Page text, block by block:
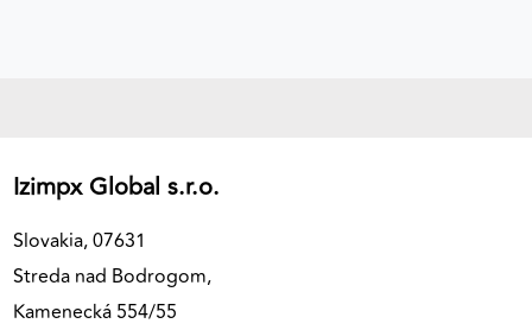
Izimpx Global s.r.o.
Slovakia, 07631
Streda nad Bodrogom,
Kamenecká 554/55